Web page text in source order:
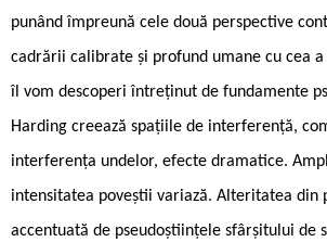
punând împreună cele două perspective
cadrării calibrate și profund umane cu cea
îl vom descoperi întreținut de fundamente
Harding creează spațiile de interferență,
interferența undelor, efecte dramatice.
intensitatea poveștii variază. Alteritatea din
accentuată de pseudoștiințele sfârșitului de